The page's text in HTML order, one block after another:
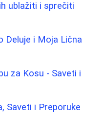
ublažiti i sprečiti
Deluje i Moja Lična
za Kosu - Saveti i
Saveti i Preporuke